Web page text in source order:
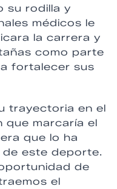
su rodilla y
médicos le
la carrera y
como parte
fortalecer sus
trayectoria en el
que marcaría el
que lo ha
de este deporte.
de
el